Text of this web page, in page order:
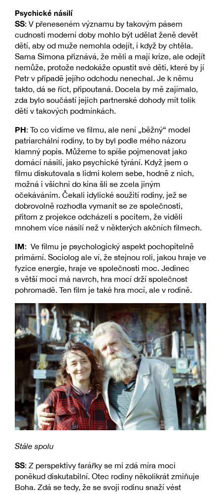
Psychické násilí
SS: V přeneseném významu by takovým pásem
cudnosti moderní doby mohlo být udělat ženě devět
dětí, aby od muže nemohla odejít, i když by chtěla.
Sama Simona přiznává, že měli a mají krize, ale odejít
nemůže, protože nedokáže opustit své děti, které by jí
Petr v případě jejího odchodu nenechal. Je k němu
takto, dá se říct, připoutaná. Docela by mě zajímalo,
zda bylo součástí jejich partnerské dohody mít tolik
dětí v takových podmínkách.
PH: To co vidíme ve filmu, ale není „běžný“ model
patriarchální rodiny, to by byl podle mého názoru
klamný popis. Můžeme to spíše pojmenovat jako
domácí násilí, jako psychické týrání. Když jsem o
filmu diskutovala s lidmi kolem sebe, hodně z nich,
možná i všichni do kina šli se zcela jiným
očekáváním. Čekali idylické soužití rodiny, jež se
dobrovolně rozhodla vymanit se ze společnosti,
přitom z projekce odcházeli s pocitem, že viděli
mnohem více násilí než v některých akčních filmech.
IM: Ve filmu je psychologický aspekt pochopitelně
primární. Sociolog ale ví, že stejnou roli, jakou hraje ve
fyzice energie, hraje ve společnosti moc. Jedinec
s větší mocí má navrch, hra mocí drží společnost
pohromadě. Ten film je také hra mocí, ale v rodině.
Stále spolu
SS: Z perspektivy farářky se mi zdá míra moci
poněkud diskutabilní. Otec rodiny několikrát zmiňuje
Boha. Zdá se tedy, že se svoji rodinu snaží vést